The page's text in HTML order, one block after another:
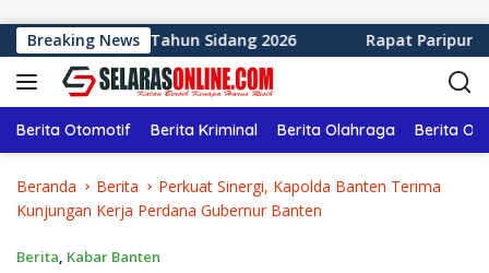
Breaking News
Tahun Sidang 2026 Rapat Paripurna ke-12
Berita Otomotif Berita Kriminal Berita Olahraga Berita
Beranda Berita
Perkuat Sinergi, Kapolda Banten Terima
Kunjungan Kerja Perdana Gubernur Banten
Berita, Kabar Banten